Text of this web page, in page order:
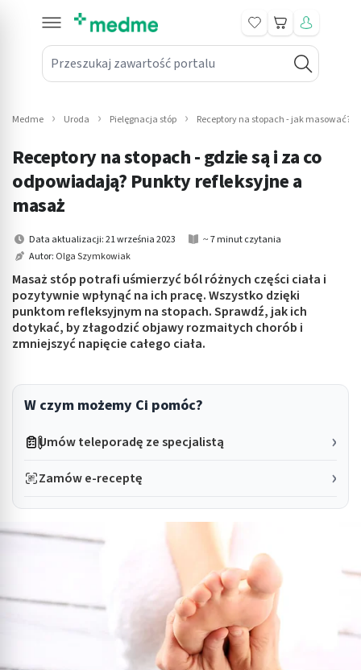
Przeszukaj zawartość portalu
Koszyk
submenu: Leki na receptę
submenu: Mama i dziecko
submenu: Kosmetyki
submenu: Higiena
submenu: Sprzęt medyczny
submenu: Intymne
submenu: Wellness
Medme Uroda Pielęgnacja stóp Receptory na stopach - jak masować?
Receptory na stopach - gdzie są i za co
odpowiadają? Punkty refleksyjne a
masaż
Data aktualizacji: 21 września 2023
~ 7 minut czytania
Autor: Olga Szymkowiak
Masaż stóp potrafi uśmierzyć ból różnych części ciała i
pozytywnie wpłynąć na ich pracę. Wszystko dzięki
punktom refleksyjnym na stopach. Sprawdź, jak ich
dotykać, by złagodzić objawy rozmaitych chorób i
zmniejszyć napięcie całego ciała.
W czym możemy Ci pomóc?
Umów teleporadę ze specjalistą
Zamów e-receptę